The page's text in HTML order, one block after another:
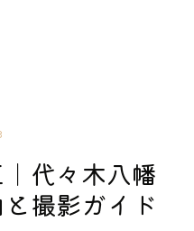
代々木八幡
撮影ガイド